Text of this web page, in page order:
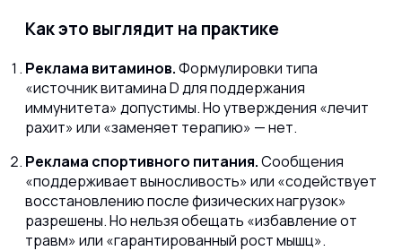
Как это выглядит на практике
Реклама витаминов.Формулировки типа
«источник витамина D для поддержания
иммунитета» допустимы. Но утверждения «лечит
рахит» или «заменяет терапию» — нет.
Реклама спортивного питания.Сообщения
«поддерживает выносливость» или «содействует
восстановлению после физических нагрузок»
разрешены. Но нельзя обещать «избавление от
травм» или «гарантированный рост мышц».